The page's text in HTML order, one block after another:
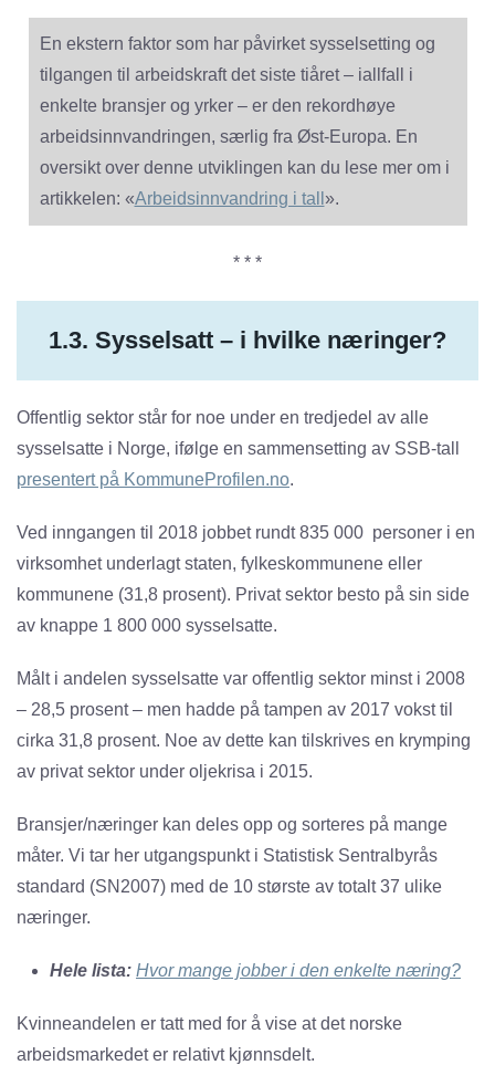
En ekstern faktor som har påvirket sysselsetting og
tilgangen til arbeidskraft det siste tiåret – iallfall i
enkelte bransjer og yrker – er den rekordhøye
arbeidsinnvandringen, særlig fra Øst-Europa. En
oversikt over denne utviklingen kan du lese mer om i
artikkelen: «Arbeidsinnvandring i tall ».
* * *
1.3. Sysselsatt – i hvilke næringer?
Offentlig sektor står for noe under en tredjedel av alle
sysselsatte i Norge, ifølge en sammensetting av SSB-tall
presentert på KommuneProfilen.no.
Ved inngangen til 2018 jobbet rundt 835 000 personer i en
virksomhet underlagt staten, fylkeskommunene eller
kommunene (31,8 prosent). Privat sektor besto på sin side
av knappe 1 800 000 sysselsatte.
Målt i andelen sysselsatte var offentlig sektor minst i 2008
– 28,5 prosent – men hadde på tampen av 2017 vokst til
cirka 31,8 prosent. Noe av dette kan tilskrives en krymping
av privat sektor under oljekrisa i 2015.
Bransjer/næringer kan deles opp og sorteres på mange
måter. Vi tar her utgangspunkt i Statistisk Sentralbyrås
standard (SN2007) med de 10 største av totalt 37 ulike
næringer.
Hele lista: Hvor mange jobber i den enkelte næring?
Kvinneandelen er tatt med for å vise at det norske
arbeidsmarkedet er relativt kjønnsdelt.